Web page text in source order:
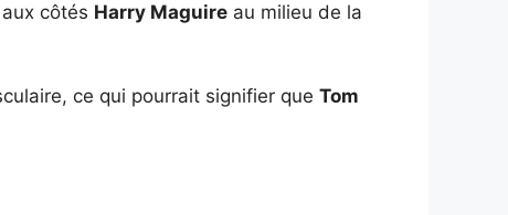
côtés Harry Maguire au milieu de la
ce qui pourrait signifier que Tom